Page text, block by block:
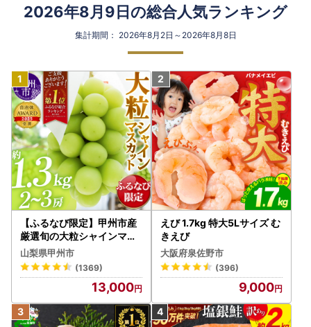
2026年8月9日の総合人気ランキング
集計期間： 2026年8月2日～2026年8月8日
【ふるなび限定】甲州市産
厳選旬の大粒シャインマス
カット 約1.3kg 2～3房【2
026年発送】（MG）B12-
472 FN-Limited-VO シャ
インマスカット フルーツ
山梨県甲州市
(1369)
13,000
えび 1.7kg 特大5Lサイズ む
きえび
大阪府泉佐野市
(396)
9,000